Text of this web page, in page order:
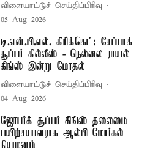
விளையாட்டுச் செய்திப்பிரிவு
05 Aug 2026
டி.என்.பி.எல். கிரிக்கெட்: சேப்பாக்
சூப்பர் கில்லீஸ் - நெல்லை ராயல்
கிங்ஸ் இன்று மோதல்
விளையாட்டுச் செய்திப்பிரிவு
04 Aug 2026
ஜோபர்க் சூப்பர் கிங்ஸ் தலைமை
பயிற்சயாளராக ஆல்பி மோர்கல்
நியமனம்